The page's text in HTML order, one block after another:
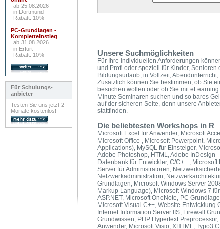
ab 25.08.2026
in Dortmund
Rabatt: 10%
PC-Grundlagen -
Kompletteinstieg
ab 31.08.2026
in Erfurt
Rabatt: 10%
Für Schulungs-
anbieter
Testen Sie uns jetzt 2
Monate kostenlos!
Unsere Suchmöglichkeiten
Für Ihre individuellen Anforderungen
und Profi oder speziell für Kinder,
Bildungsurlaub, in Vollzeit,
Zusätzlich können Sie bestimmen, ob Sie
besuchen wollen oder ob Sie mit
Minute Seminaren suchen und so bares
auf der sicheren Seite, denn unsere
stattfinden.
Die beliebtesten Workshops in R
Microsoft Excel für Anwender, Microsoft
Microsoft Office , Microsoft Powerpoint,
Applications), MySQL für Einsteiger,
Adobe Photoshop, HTML, Adobe InDesign
Datenbank für Entwickler, C/C++ ,
Server für Administratoren,
Netzwerkadministration,
Grundlagen, Microsoft Windows Server
Markup Language), Microsoft Windows 7
ASP.NET, Microsoft OneNote, PC
Microsoft Visual C++, Website Entwicklung
Internet Information Server IIS, Firewall
Grundwissen, PHP Hypertext
Anwender, Microsoft Visio, XHTML, Typo3